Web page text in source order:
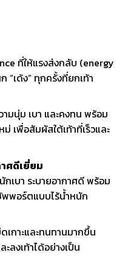
ที่ให้แรงส่งกลับ (energy
“เด้ง” ทุกครั้งที่ยกเท้า
มนุ่ม เบา และคงทน พร้อม
เพื่อสัมผัสใต้เท้าที่เร็วและ
ศดีเยี่ยม
เบา ระบายอากาศดี พร้อม
พพอร์ตแบบไร้น้ำหนัก
เกาะและทนทานมากขึ้น
ลงเท้าได้อย่างเป็น